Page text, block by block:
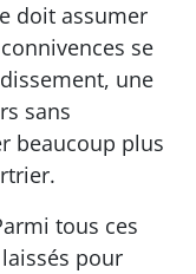
doit assumer
se
une
sans
beaucoup plus
tous ces
pour